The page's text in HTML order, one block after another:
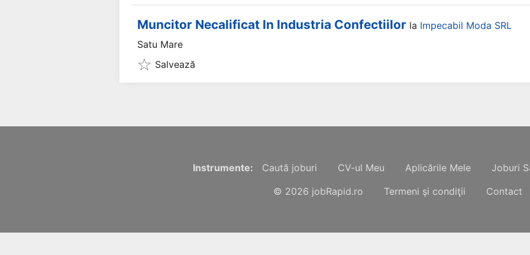
Muncitor Necalificat In Industria Confectiilor la Impecabil Moda SRL
Satu Mare
Salvează
Instrumente: Caută joburi CV-ul Meu Aplicările Mele Joburi
© 2026 jobRapid.ro Termeni şi condiţii Contact